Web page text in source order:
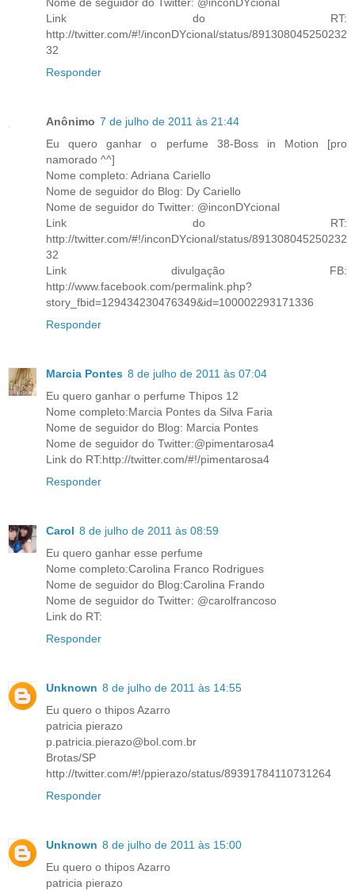
Link do RT:
http://twitter.com/#!/inconDYcional/status/891308045250232
32
Responder
Anônimo 7 de julho de 2011 às 21:44
Eu quero ganhar o perfume 38-Boss in Motion [pro
namorado ^^]
Nome completo: Adriana Cariello
Nome de seguidor do Blog: Dy Cariello
Nome de seguidor do Twitter: @inconDYcional
Link do RT:
http://twitter.com/#!/inconDYcional/status/891308045250232
32
Link divulgação FB:
http://www.facebook.com/permalink.php?
story_fbid=129434230476349&id=100002293171336
Responder
Marcia Pontes 8 de julho de 2011 às 07:04
Eu quero ganhar o perfume Thipos 12
Nome completo:Marcia Pontes da Silva Faria
Nome de seguidor do Blog: Marcia Pontes
Nome de seguidor do Twitter:@pimentarosa4
Link do RT:http://twitter.com/#!/pimentarosa4
Responder
Carol 8 de julho de 2011 às 08:59
Eu quero ganhar esse perfume
Nome completo:Carolina Franco Rodrigues
Nome de seguidor do Blog:Carolina Frando
Nome de seguidor do Twitter: @carolfrancoso
Link do RT:
Responder
Unknown 8 de julho de 2011 às 14:55
Eu quero o thipos Azarro
patricia pierazo
p.patricia.pierazo@bol.com.br
Brotas/SP
http://twitter.com/#!/ppierazo/status/89391784110731264
Responder
Unknown 8 de julho de 2011 às 15:00
Eu quero o thipos Azarro
patricia pierazo